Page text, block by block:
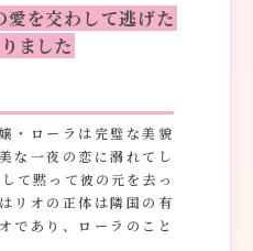
エッセイ
る
愛を交わして逃げた
ました
・ローラは完璧な美貌
な一夜の恋に溺れてし
て黙って彼の元を去っ
リオの正体は隣国の有
であり、ローラのこと